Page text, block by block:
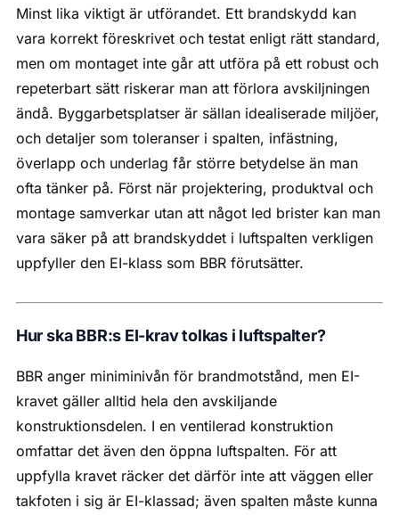
Minst lika viktigt är utförandet. Ett brandskydd kan
vara korrekt föreskrivet och testat enligt rätt standard,
men om montaget inte går att utföra på ett robust och
repeterbart sätt riskerar man att förlora avskiljningen
ändå. Byggarbetsplatser är sällan idealiserade miljöer,
och detaljer som toleranser i spalten, infästning,
överlapp och underlag får större betydelse än man
ofta tänker på. Först när projektering, produktval och
montage samverkar utan att något led brister kan man
vara säker på att brandskyddet i luftspalten verkligen
uppfyller den EI-klass som BBR förutsätter.
Hur ska BBR:s EI-krav tolkas i luftspalter?
BBR anger miniminivån för brandmotstånd, men EI-
kravet gäller alltid hela den avskiljande
konstruktionsdelen. I en ventilerad konstruktion
omfattar det även den öppna luftspalten. För att
uppfylla kravet räcker det därför inte att väggen eller
takfoten i sig är EI-klassad; även spalten måste kunna